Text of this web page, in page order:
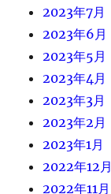
2023年7月
2023年6月
2023年5月
2023年4月
2023年3月
2023年2月
2023年1月
2022年12月
2022年11月